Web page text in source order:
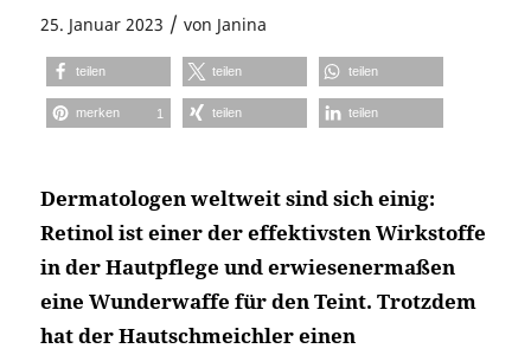
25. Januar 2023 / von Janina
teilen teilen teilen
merken 1 teilen teilen
Dermatologen weltweit sind sich einig:
Retinol ist einer der effektivsten Wirkstoffe
in der Hautpflege und erwiesenermaßen
eine Wunderwaffe für den Teint. Trotzdem
hat der Hautschmeichler einen